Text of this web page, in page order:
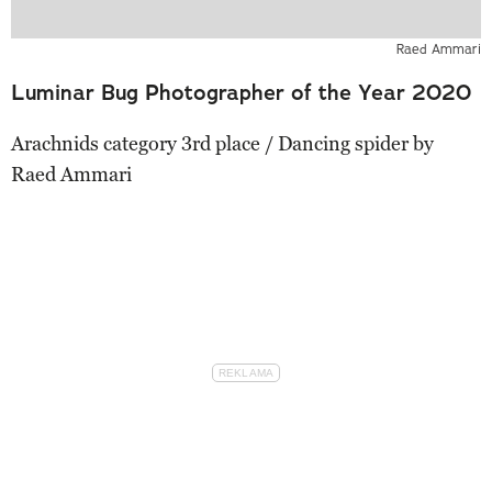
Raed Ammari
Luminar Bug Photographer of the Year 2020
Arachnids category 3rd place / Dancing spider by
Raed Ammari